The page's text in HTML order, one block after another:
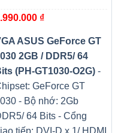
₫
ASUS GeForce GT
2GB / DDR5/ 64
(PH-GT1030-O2G)-
GeForce GT
- Bộ nhớ: 2Gb
64 Bits - Cổng